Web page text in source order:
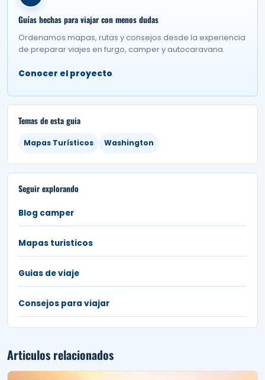
Guías hechas para viajar con menos dudas
Ordenamos mapas, rutas y consejos desde la experiencia
de preparar viajes en furgo, camper y autocaravana.
Conocer el proyecto
Temas de esta guia
Mapas Turísticos Washington
Seguir explorando
Blog camper
Mapas turisticos
Guias de viaje
Consejos para viajar
Articulos relacionados